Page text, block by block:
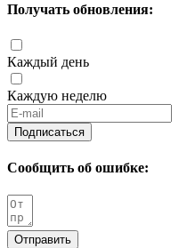
Получать обновления:
Каждый день
Каждую неделю
Подписаться
Сообщить об ошибке:
Отправить